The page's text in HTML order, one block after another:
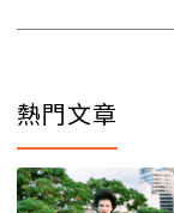
熱門文章